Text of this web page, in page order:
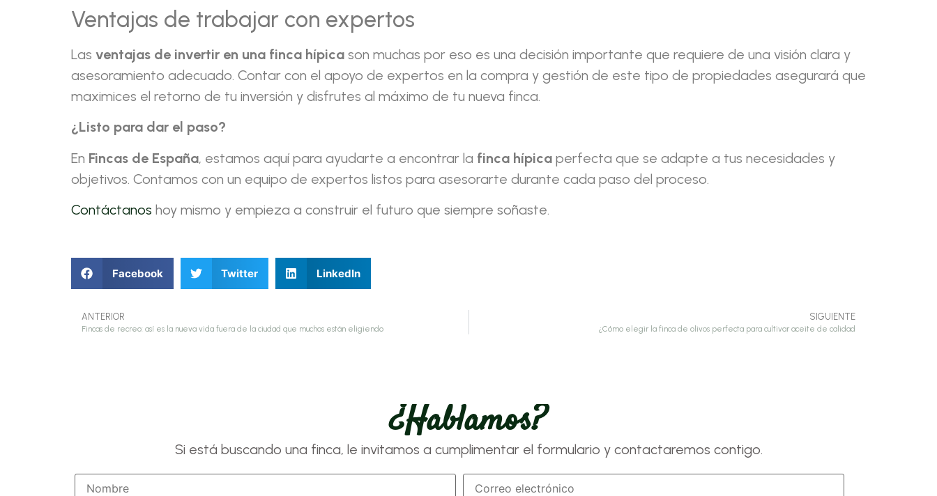
Ventajas de trabajar con expertos
Las ventajas de invertir en una finca hípica son muchas por eso es una decisión importante que requiere de una visión clara y
asesoramiento adecuado. Contar con el apoyo de expertos en la compra y gestión de este tipo de propiedades asegurará que
maximices el retorno de tu inversión y disfrutes al máximo de tu nueva finca.
¿Listo para dar el paso?
En Fincas de España, estamos aquí para ayudarte a encontrar la finca hípica perfecta que se adapte a tus necesidades y
objetivos. Contamos con un equipo de expertos listos para asesorarte durante cada paso del proceso.
Contáctanos hoy mismo y empieza a construir el futuro que siempre soñaste.
Facebook Twitter LinkedIn
ANTERIOR
Fincas de recreo: así es la nueva vida fuera de la ciudad que muchos están eligiendo
SIGUIENTE
¿Cómo elegir la finca de olivos perfecta para cultivar aceite de calidad
¿hablamos?
Si está buscando una finca, le invitamos a cumplimentar el formulario y contactaremos contigo.